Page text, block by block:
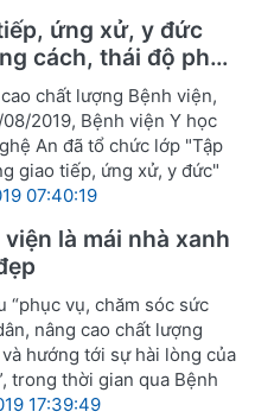
ứng xử, y đức
cách, thái độ phục
tới sự hài lòng
chất lượng Bệnh viện,
08/2019, Bệnh viện Y học
An đã tổ chức lớp "Tập
giao tiếp, ứng xử, y đức"
07:40:19
viện là mái nhà xanh
“phục vụ, chăm sóc sức
nâng cao chất lượng
hướng tới sự hài lòng của
trong thời gian qua Bệnh
17:39:49